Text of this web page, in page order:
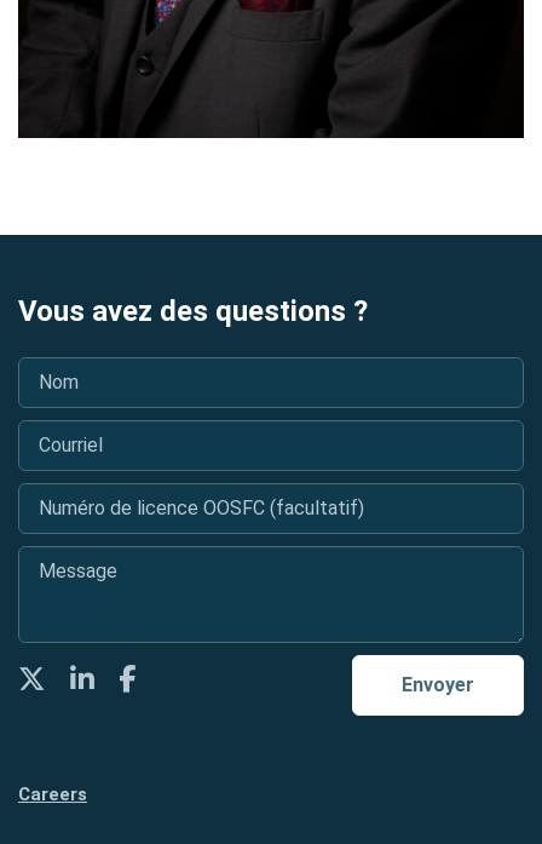
Vous avez des questions ?
Nom
Courriel
Numéro de licence OOSFC (facultatif)
Message
Envoyer
TwitterLinkedInFacebook
Careers